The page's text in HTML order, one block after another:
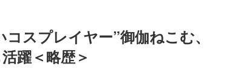
スプレイヤー”御伽ねこむ、
躍＜略歴＞